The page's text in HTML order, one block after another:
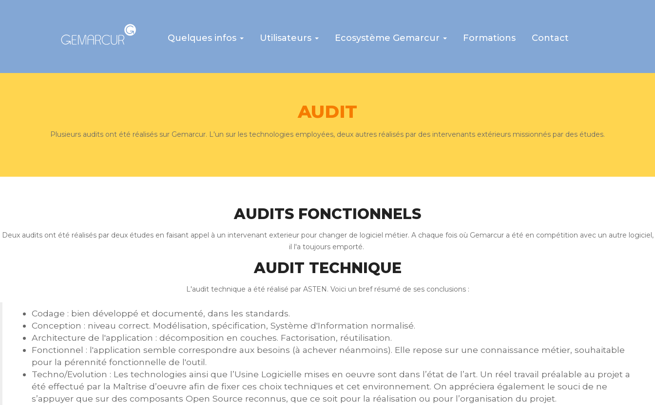
Quelques infos Utilisateurs Ecosystème Gemarcur Formations Contact
AUDIT
Plusieurs audits ont été réalisés sur Gemarcur. L'un sur les technologies employées, deux autres réalisés par des intervenants extérieurs missionnés par des études.
AUDITS FONCTIONNELS
Deux audits ont été réalisés par deux études en faisant appel à un intervenant exterieur pour changer de logiciel métier. A chaque fois où Gemarcur a été en compétition avec un autre logiciel,
il l'a toujours emporté.
AUDIT TECHNIQUE
L'audit technique a été réalisé par ASTEN. Voici un bref résumé de ses conclusions :
Codage : bien développé et documenté, dans les standards.
Conception : niveau correct. Modélisation, spécification, Système d'Information normalisé.
Architecture de l'application : décomposition en couches. Factorisation, réutilisation.
Fonctionnel : l'application semble correspondre aux besoins (à achever néanmoins). Elle repose sur une connaissance métier, souhaitable
pour la pérennité fonctionnelle de l'outil.
Techno/Evolution : Les technologies ainsi que l’Usine Logicielle mises en oeuvre sont dans l’état de l’art. Un réel travail préalable au projet a
été effectué par la Maîtrise d’oeuvre afin de fixer ces choix techniques et cet environnement. On appréciera également le souci de ne
s’appuyer que sur des composants Open Source reconnus, que ce soit pour la réalisation ou pour l’organisation du projet.